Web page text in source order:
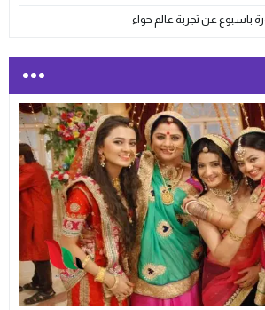
باسبوع عن تجربة عالم حواء